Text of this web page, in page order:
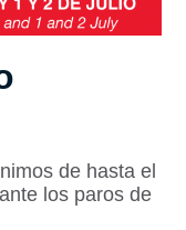
de hasta el
los paros de